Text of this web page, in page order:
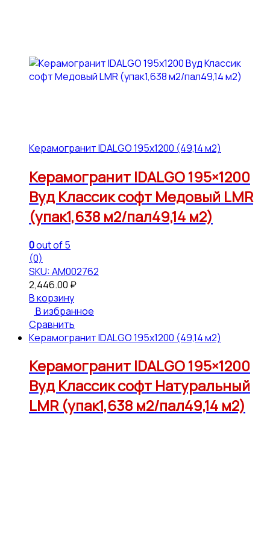
Керамогранит IDALGO 195x1200 (49,14 м2)
Керамогранит IDALGO 195×1200
Вуд Классик софт Медовый LMR
(упак1,638 м2/пал49,14 м2)
0out of 5
(0)
SKU: АМ002762
2,446.00 ₽
В корзину
В избранное
Сравнить
Керамогранит IDALGO 195x1200 (49,14 м2)
Керамогранит IDALGO 195×1200
Вуд Классик софт Натуральный
LMR (упак1,638 м2/пал49,14 м2)